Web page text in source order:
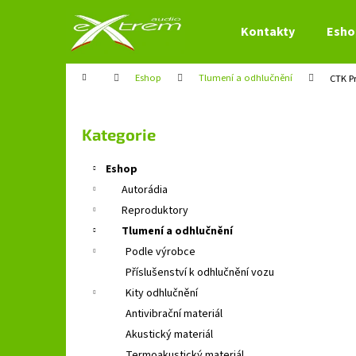
Kontakty
Domů Eshop Tlumení a odhlučnění CTK
Přeskočit
kategorie
Kategorie
Eshop
Autorádia
Reproduktory
Tlumení a odhlučnění
Podle výrobce
Příslušenství k odhlučnění vozu
Kity odhlučnění
Antivibrační materiál
Akustický materiál
Zpět
Zpět